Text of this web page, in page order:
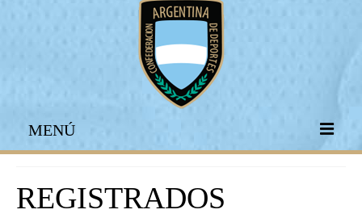
MENÚ
INSTITUCIONAL
REGISTRADOS